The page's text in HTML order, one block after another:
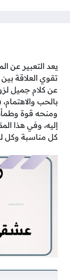
يعد التعبير عن
تقوي العلاقة
عن كلام جميل
بالحب
ومنحه قوة
إليه، وفي هذا
كل مناسبة وكل